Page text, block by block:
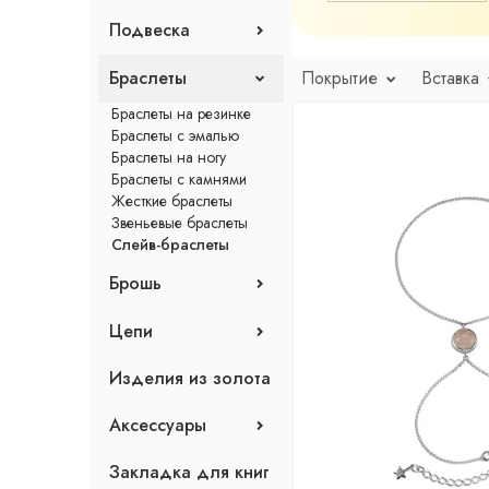
Моносерьги
Серьги с английским
Серьги с камнями
Серьги-конго
Серьги-продевки
Кольца-печатки
Колье без вставок
Колье с камнями
Чокеры
Колье с эмалью
Подвеска
Подвески с эмалью
Подвески без вставок
Подвески с камнями
Браслеты
Браслеты на резинке
Браслеты с эмалью
Браслеты на ногу
Браслеты с камнями
Жесткие браслеты
Звеньевые браслеты
Слейв-браслеты
Брошь
Броши с эмалью
Броши без вставок
Цепи
Гривны
Цепи
Изделия из золота
Аксессуары
Средства для чистки
Футболки
Закладка для книг
Покрытие Вставка